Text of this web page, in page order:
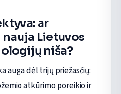
ar
Lietuvos
niša?
auga dėl trijų priežasčių:
atkūrimo poreikio ir